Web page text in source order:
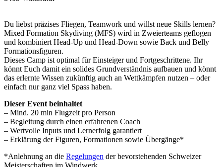
Du liebst präzises Fliegen, Teamwork und willst neue Skills lernen?
Mixed Formation Skydiving (MFS) wird in Zweierteams geflogen
und kombiniert Head-Up und Head-Down sowie Back und Belly
Formationsfiguren.
Dieses Camp ist optimal für Einsteiger und Fortgeschrittene. Ihr
könnt Euch damit ein solides Grundverständnis aufbauen und könnt
das erlernte Wissen zukünftig auch an Wettkämpfen nutzen – oder
einfach nur ganz viel Spass haben.
Dieser Event beinhaltet
– Mind. 20 min Flugzeit pro Person
– Begleitung durch einen erfahrenen Coach
– Wertvolle Inputs und Lernerfolg garantiert
– Erklärung der Figuren, Formationen sowie Übergänge*
*Anlehnung an die Regelungen der bevorstehenden Schweizer